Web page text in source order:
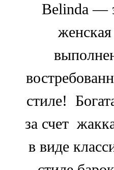
Belinda —
стиле!
за счет
в виде